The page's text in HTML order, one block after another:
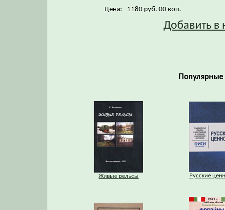
Цена:
1180 руб. 00 коп.
Добавить в
Популярные
Живые рельсы Русские